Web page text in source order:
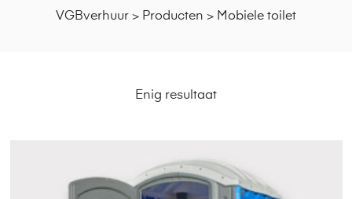
VGBverhuur > Producten > Mobiele toilet
Enig resultaat